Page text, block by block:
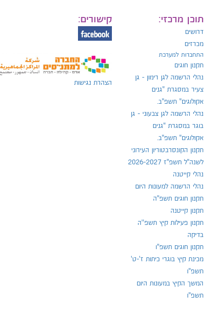
תוכן מרכזי:
דרושים
מכרזים
התחברות למערכת
תקנון חוגים
נהלי הרשמה לגן רימון - גן
צעיר במסגרת "גנים
אקולוגים" תשפ"ב.
נהלי הרשמה לגן צבעוני - גן
בוגר במסגרת "גנים
אקולוגים" תשפ"ב.
תקנון הקונסרבטוריון העירוני
לשנה"ל תשפ"ז 2026-2027
נהלי קייטנה
נהלי הרשמה למעונות היום
תקנון חוגים תשפ"ה
תקנון קייטנה
תקנון פעילות קיץ תשפ''ה
בדיקה
תקנון חוגים תשפ"ו
מכינת קיץ בוגרי כיתות ז'-ט'
תשפ"ו
המשך הקיץ במעונות היום
תשפ"ו
קישורים:
הצהרת נגישות